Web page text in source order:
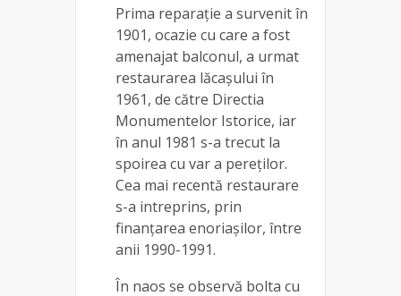
Prima reparație a survenit în
1901, ocazie cu care a fost
amenajat balconul, a urmat
restaurarea lăcașului în
1961, de către Directia
Monumentelor Istorice, iar
în anul 1981 s-a trecut la
spoirea cu var a pereților.
Cea mai recentă restaurare
s-a intreprins, prin
finanțarea enoriașilor, între
anii 1990-1991.
În naos se observă bolta cu